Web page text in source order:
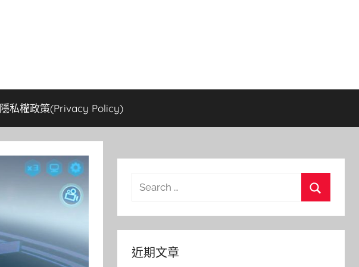
隱私權政策(Privacy Policy)
Search
近期文章